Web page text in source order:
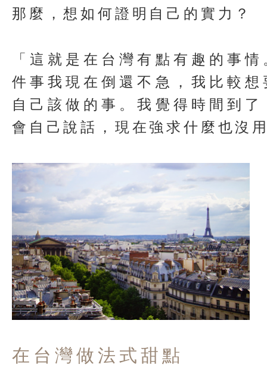
那麼，想如何證明自己的實力？
「這就是在台灣有點有趣的事
件事我現在倒還不急，我比較
自己該做的事。我覺得時間到
會自己說話，現在強求什麼也沒
在台灣做法式甜點